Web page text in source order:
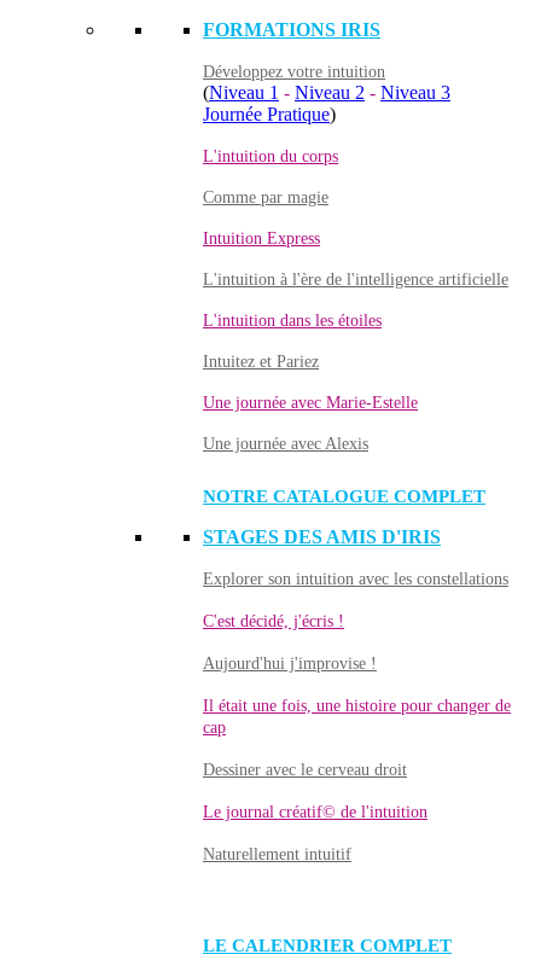
FORMATIONS IRIS
Développez votre intuition
(Niveau 1 - Niveau 2 - Niveau 3
Journée Pratique)
L'intuition du corps
Comme par magie
Intuition Express
L'intuition à l'ère de l'intelligence artificielle
L'intuition dans les étoiles
Intuitez et Pariez
Une journée avec Marie-Estelle
Une journée avec Alexis
NOTRE CATALOGUE COMPLET
STAGES DES AMIS D'IRIS
Explorer son intuition avec les constellations
C'est décidé, j'écris !
Aujourd'hui j'improvise !
Il était une fois, une histoire pour changer de
cap
Dessiner avec le cerveau droit
Le journal créatif© de l'intuition
Naturellement intuitif
LE CALENDRIER COMPLET